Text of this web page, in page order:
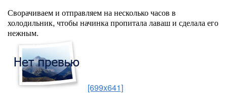
Сворачиваем и отправляем на несколько часов в
холодильник, чтобы начинка пропитала лаваш и сделала его
нежным.
[699x641]